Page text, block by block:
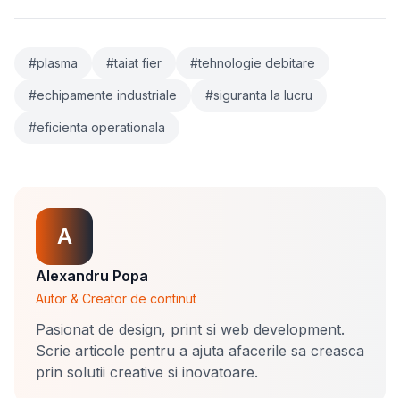
#plasma #taiat fier #tehnologie debitare
#echipamente industriale #siguranta la lucru
#eficienta operationala
A
Alexandru Popa
Autor & Creator de continut
Pasionat de design, print si web development.
Scrie articole pentru a ajuta afacerile sa creasca
prin solutii creative si inovatoare.